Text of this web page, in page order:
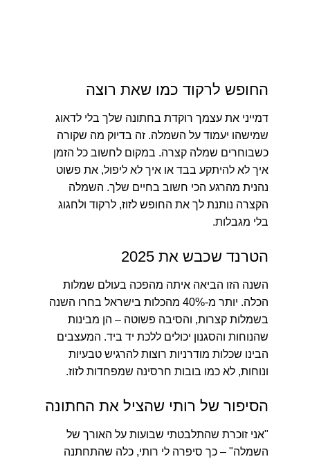
החופש לרקוד כמו שאת רוצה
דמייני את עצמך רוקדת בחתונה שלך בלי לדאוג
שמישהו יעמוד על השמלה. זה בדיוק מה שקורה
כשבוחרים שמלה קצרה. במקום לחשוב כל הזמן
איך לא להיתקע בבד או איך לא ליפול, את פשוט
נהנית מהרגע הכי חשוב בחיים שלך. השמלה
הקצרה נותנת לך את החופש לזוז, לרקוד ולחגוג
בלי מגבלות.
הטרנד שכבש את 2025
השנה הזו הביאה איתה מהפכה בעולם שמלות
הכלה.
יותר מ-40% מהכלות בישראל בחרו השנה
בשמלות קצרות, והסיבה פשוטה – הן מבינות
שהנוחות והסגנון יכולים ללכת יד ביד. המעצבים
הבינו שכלות מודרניות רוצות להרגיש טבעיות
ונוחות, לא כמו בובות חרסינה שמפחדות לזוז.
הסיפור של רותי שהציל את החתונה
"אני זוכרת שהתלבטתי שבועות על האורך של
השמלה" – כך סיפרה לי רותי, כלה שהתחתנה